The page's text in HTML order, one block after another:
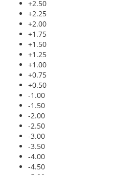
+2.50
+2.25
+2.00
+1.75
+1.50
+1.25
+1.00
+0.75
+0.50
-1.00
-1.50
-2.00
-2.50
-3.00
-3.50
-4.00
-4.50